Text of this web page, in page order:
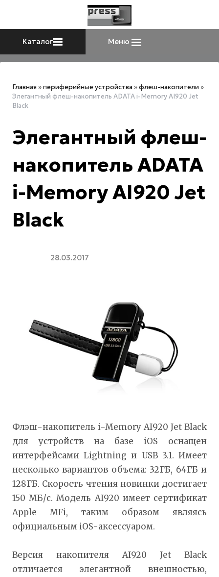
Каталог Меню
Главная »периферийные устройства »флеш-накопители »
Элегантный флеш-накопитель ADATA i-Memory AI920 Jet
Black
Элегантный флеш-
накопитель ADATA
i-Memory AI920 Jet
Black
28.03.2017
Флэш-накопитель i-Memory AI920 Jet Black
для устройств на базе iOS оснащен
интерфейсами Lightning и USB 3.1. Имеет
несколько вариантов объема: 32ГБ, 64ГБ и
128ГБ. Скорость чтения новинки достигает
150 МБ/с. Модель AI920 имеет сертификат
Apple MFi, таким образом являясь
официальным iOS-аксессуаром.
Версия накопителя AI920 Jet Black
отличается элегантной внешностью,